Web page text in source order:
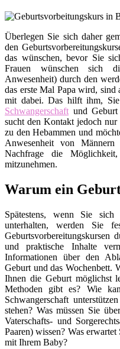
Überlegen Sie sich daher
den
das wünschen, bevor Sie
Frauen wünschen sich
Anwesenheit) durch den
das erste Mal Papa wird,
mit dabei. Das hilft ihm,
Schwangerschaft und
sucht den Kontakt jedoch nur
zu den Hebammen und
Anwesenheit von
Nachfrage die
mitzunehmen.
Warum ein
Spätestens, wenn Sie
unterhalten, werden Sie
Geburtsvorbereitungskursen
und praktische Inhalte
Informationen über den
Geburt und das Wochenbett.
Ihnen die Geburt möglichst
Methoden gibt es? Wie
Schwangerschaft
stehen? Was müssen Sie
Vaterschafts- und
Paaren) wissen? Was
mit Ihrem Baby?